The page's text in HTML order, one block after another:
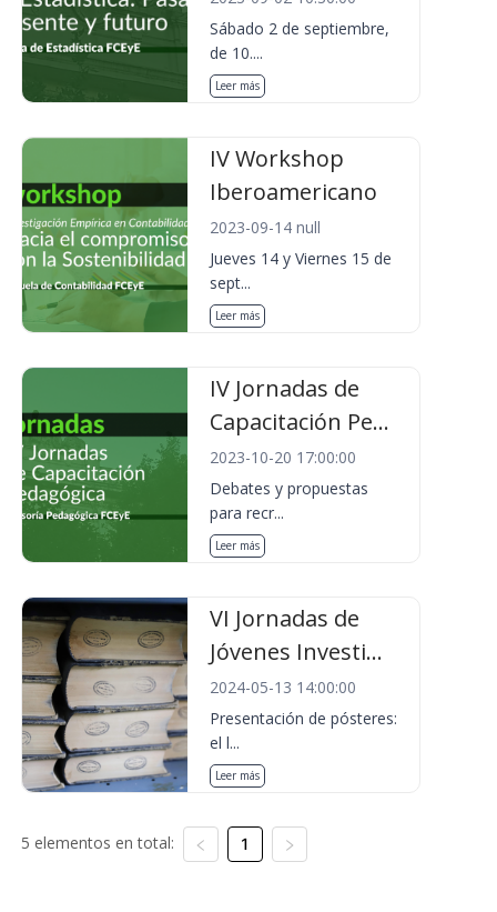
Sábado 2 de septiembre,
de 10....
Leer más
IV Workshop
Iberoamericano
2023-09-14 null
Jueves 14 y Viernes 15 de
sept...
Leer más
IV Jornadas de
Capacitación Pe...
2023-10-20 17:00:00
Debates y propuestas
para recr...
Leer más
VI Jornadas de
Jóvenes Investi...
2024-05-13 14:00:00
Presentación de pósteres:
el l...
Leer más
5 elementos en total: 1